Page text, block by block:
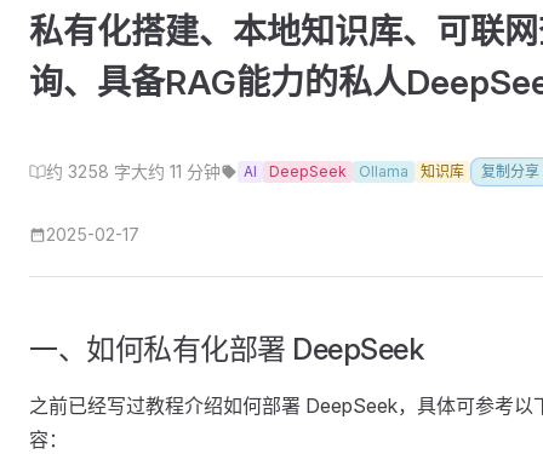
私有化搭建、本地知识库、可联
询、具备RAG能力的私人
约 3258 字大约 11 分钟 AI DeepSeek Ollama 知识库 复制分享
2025-02-17
一、如何私有化部署 DeepSeek
之前已经写过教程介绍如何部署 DeepSeek，具体可参考以
容：